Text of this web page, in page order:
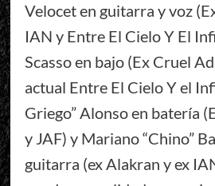
Velocet en guitarra y voz
IAN y Entre El Cielo Y El
Scasso en bajo (Ex Cruel
actual Entre El Cielo Y el
Griego” Alonso en batería
y JAF) y Mariano “Chino”
guitarra (ex Alakran y ex